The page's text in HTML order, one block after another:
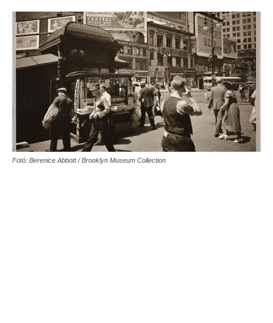
Fotó: Berenice Abbott / Brooklyn Museum Collection